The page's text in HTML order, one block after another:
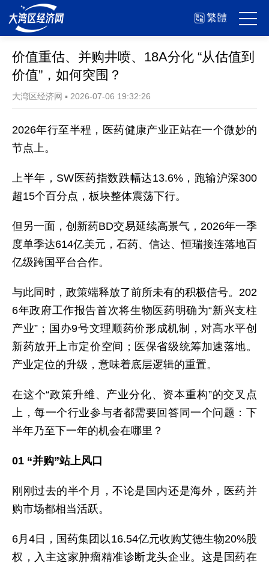
繁體
价值重估、并购井喷、18A分化 “从估值到
价值”，如何突围？
大湾区经济网 ▪ 2026-07-06 19:32:26
2026年行至半程，医药健康产业正站在一个微妙的
节点上。
上半年，SW医药指数跌幅达13.6%，跑输沪深300
超15个百分点，板块整体震荡下行。
但另一面，创新药BD交易延续高景气，2026年一季
度单季达614亿美元，石药、信达、恒瑞接连落地百
亿级跨国平台合作。
与此同时，政策端释放了前所未有的积极信号。202
6年政府工作报告首次将生物医药明确为“新兴支柱
产业”；国办9号文理顺药价形成机制，对高水平创
新药放开上市定价空间；医保省级统筹加速落地。
产业定位的升级，意味着底层逻辑的重置。
在这个“政策升维、产业分化、资本重构”的交叉点
上，每一个行业参与者都需要回答同一个问题：下
半年乃至下一年的机会在哪里？
01 “并购”站上风口
刚刚过去的半个月，不论是国内还是海外，医药并
购市场都相当活跃。
6月4日，国药集团以16.54亿元收购艾德生物20%股
权，入主这家肿瘤精准诊断龙头企业。这是国药在